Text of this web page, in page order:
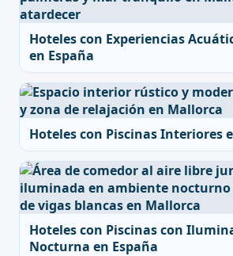
Hoteles con Experiencias
en España
Hoteles con Piscinas Interiores
Hoteles con Piscinas con
Nocturna en España